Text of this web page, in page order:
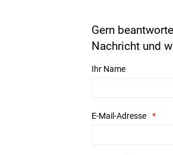
Gern
Nachricht und
Ihr Name
E-Mail-Adresse